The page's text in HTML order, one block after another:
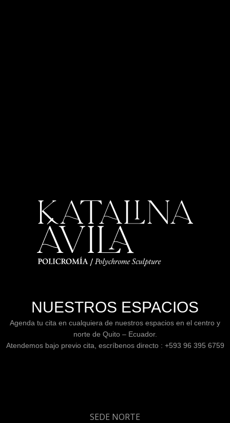
NUESTROS ESPACIOS
Agenda tu cita en cualquiera de nuestros espacios en el centro y
norte de Quito – Ecuador.
Atendemos bajo previo cita, escríbenos directo : +593 96 395 6759
SEDE NORTE